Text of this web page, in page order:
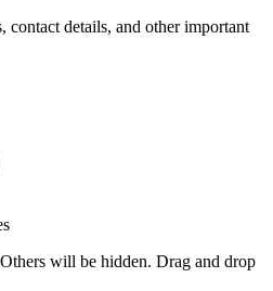
contact details, and other important
will be hidden. Drag and drop